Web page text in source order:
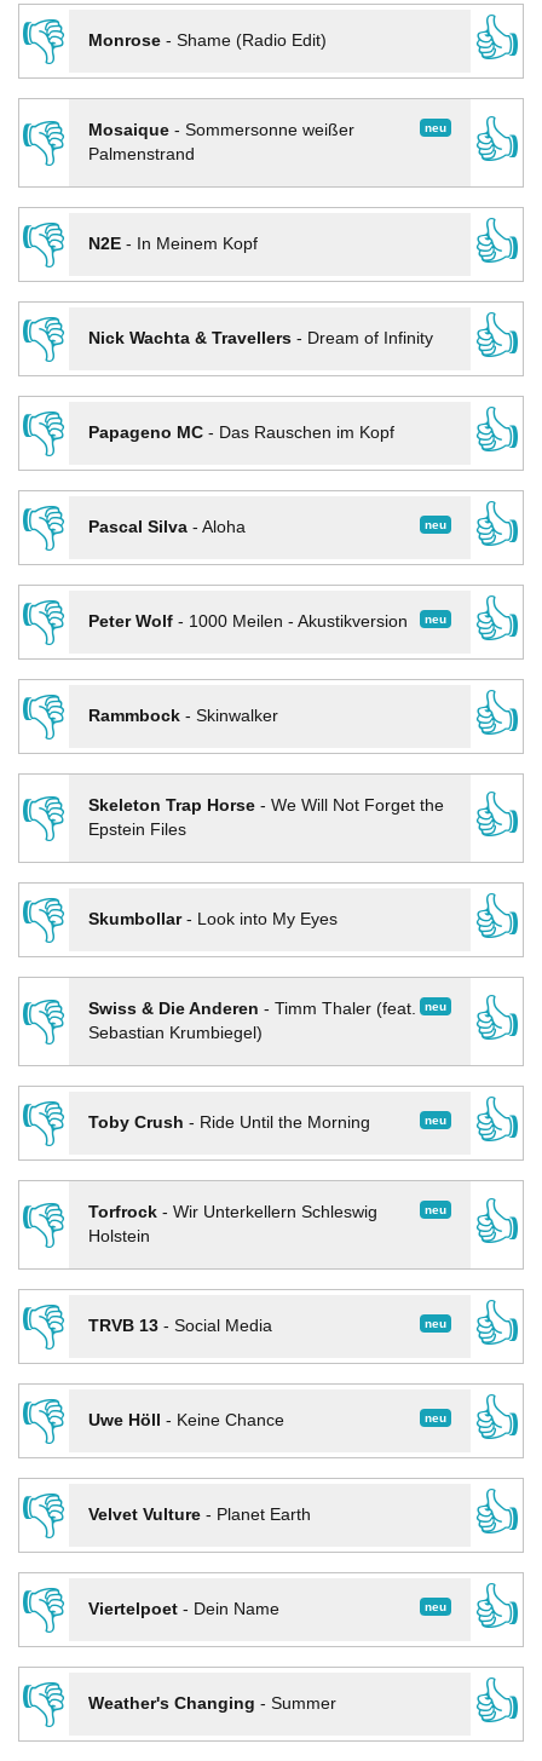
👎
Monrose- Shame (Radio Edit)
👍
👎
neu
Mosaique- Sommersonne weißer
Palmenstrand
👍
👎
N2E- In Meinem Kopf
👍
👎
Nick Wachta & Travellers- Dream of Infinity
👍
👎
Papageno MC- Das Rauschen im Kopf
👍
👎
neu
Pascal Silva- Aloha
👍
👎
neu
Peter Wolf- 1000 Meilen - Akustikversion
👍
👎
Rammbock- Skinwalker
👍
👎
Skeleton Trap Horse- We Will Not Forget the
Epstein Files
👍
👎
Skumbollar- Look into My Eyes
👍
👎
neu
Swiss & Die Anderen - Timm Thaler (feat.
Sebastian Krumbiegel)
👍
👎
neu
Toby Crush - Ride Until the Morning
👍
👎
neu
Torfrock- Wir Unterkellern Schleswig
Holstein
👍
👎
neu
TRVB 13- Social Media
👍
👎
neu
Uwe Höll - Keine Chance
👍
👎
Velvet Vulture- Planet Earth
👍
👎
neu
Viertelpoet- Dein Name
👍
👎
Weather's Changing - Summer
👍